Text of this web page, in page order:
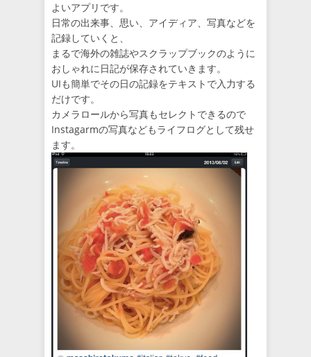
よいアプリです。
日常の出来事、思い、アイディア、写真などを
記録していくと、
まるで海外の雑誌やスクラップブックのように
おしゃれに日記が保存されていきます。
UIも簡単でその日の記録をテキストで入力する
だけです。
カメラロールから写真もセレクトできるので
Instagarmの写真などもライフログとして残せ
ます。